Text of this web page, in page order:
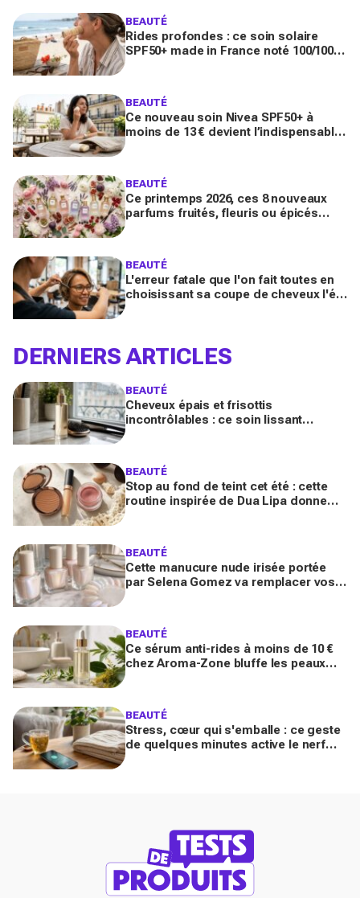
BEAUTÉ
Rides profondes : ce soin solaire
SPF50+ made in France noté 100/100
BEAUTÉ
Ce nouveau soin Nivea SPF50+ à
moins de 13 € devient l’indispensable
BEAUTÉ
Ce printemps 2026, ces 8 nouveaux
parfums fruités, fleuris ou épicés
BEAUTÉ
L'erreur fatale que l'on fait toutes en
choisissant sa coupe de cheveux l'été
DERNIERS ARTICLES
BEAUTÉ
Cheveux épais et frisottis
incontrôlables : ce soin lissant
BEAUTÉ
Stop au fond de teint cet été : cette
routine inspirée de Dua Lipa donne
BEAUTÉ
Cette manucure nude irisée portée
par Selena Gomez va remplacer vos
BEAUTÉ
Ce sérum anti-rides à moins de 10 €
chez Aroma-Zone bluffe les peaux
BEAUTÉ
Stress, cœur qui s'emballe : ce geste
de quelques minutes active le nerf